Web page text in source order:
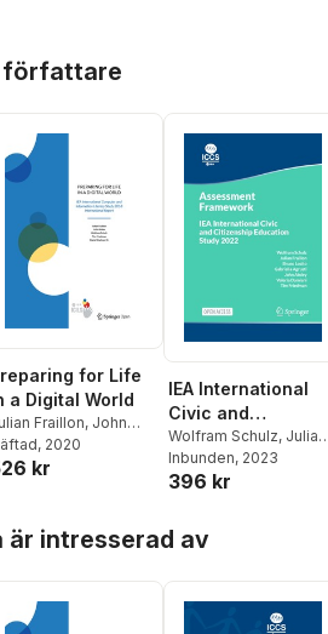
författare
for Life
a Digital World
Fraillon, John
,Wolfram Schulz
Friedman
, 2020
kr
IEA International
Civic and
Citizenship
Education Study
2022 Assessment
Wolfram Schulz, Julian
Fraillon,Bruno Losito
Gabriella Agrusti
Inbunden, 2023
396 kr
är intresserad av